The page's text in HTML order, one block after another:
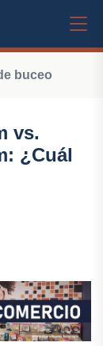
buceo
vs.
¿Cuál